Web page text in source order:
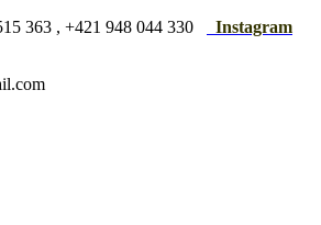
363 , +421 948 044 330
Instagram